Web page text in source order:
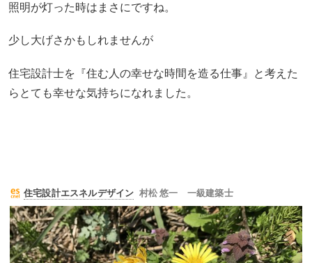
照明が灯った時はまさにですね。
少し大げさかもしれませんが
住宅設計士を『住む人の幸せな時間を造る仕事』と考えた
らとても幸せな気持ちになれました。